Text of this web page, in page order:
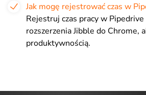
Jak mogę rejestrować czas w
Rejestruj czas pracy w Pipedrive
rozszerzenia Jibble do Chrome,
produktywnością.